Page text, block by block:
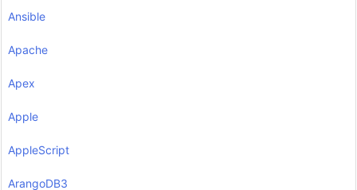
Ansible
Apache
Apex
Apple
AppleScript
ArangoDB3